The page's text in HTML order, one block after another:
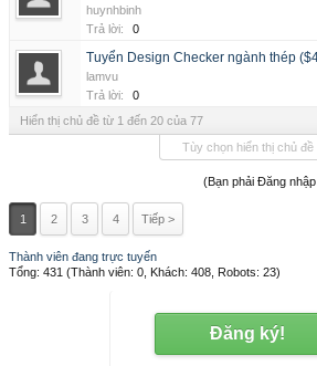
huynhbinh
Trả lời:
0
Tuyển Design Checker ngành thép
lamvu
Trả lời:
0
Hiển thị chủ đề từ 1 đến 20 của 77
Tùy chọn hiển thị chủ đề
(Bạn phải Đăng
1 2 3 4 Tiếp >
Thành viên đang trực tuyến
Tổng: 431 (Thành viên: 0, Khách: 408, Robots: 23)
Đăng ký!